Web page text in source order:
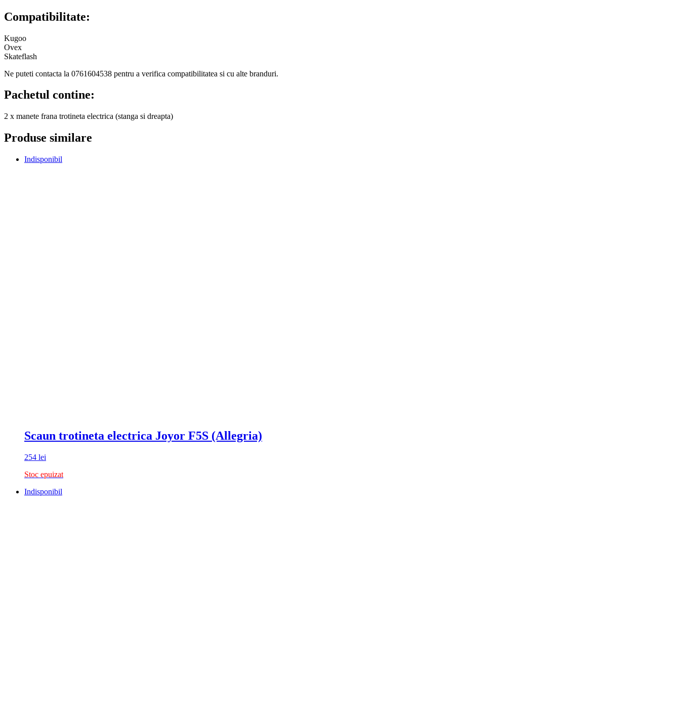
Compatibilitate:
Kugoo
Ovex
Skateflash
Ne puteti contacta la 0761604538 pentru a verifica compatibilitatea si cu alte branduri.
Pachetul contine:
2 x manete frana trotineta electrica (stanga si dreapta)
Produse similare
Indisponibil
Scaun trotineta electrica Joyor F5S (Allegria)
254 lei
Stoc epuizat
Indisponibil